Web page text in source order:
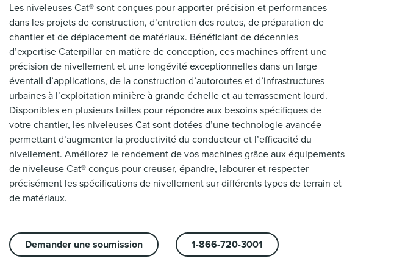
Les niveleuses Cat® sont conçues pour apporter précision et performances
dans les projets de construction, d’entretien des routes, de préparation de
chantier et de déplacement de matériaux. Bénéficiant de décennies
d’expertise Caterpillar en matière de conception, ces machines offrent une
précision de nivellement et une longévité exceptionnelles dans un large
éventail d’applications, de la construction d’autoroutes et d’infrastructures
urbaines à l’exploitation minière à grande échelle et au terrassement lourd.
Disponibles en plusieurs tailles pour répondre aux besoins spécifiques de
votre chantier, les niveleuses Cat sont dotées d’une technologie avancée
permettant d’augmenter la productivité du conducteur et l’efficacité du
nivellement. Améliorez le rendement de vos machines grâce aux équipements
de niveleuse Cat® conçus pour creuser, épandre, labourer et respecter
précisément les spécifications de nivellement sur différents types de terrain et
de matériaux.
Demander une soumission 1-866-720-3001